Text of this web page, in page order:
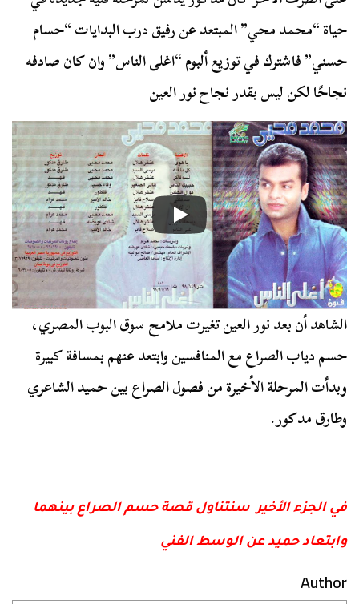
حياة “محمد محي” المبتعد عن رفيق درب البدايات “حسام
حسني” فاشترك في توزيع ألبوم “اغلى الناس” وان كان صادفه
نجاحًا لكن ليس بقدر نجاح نور العين
الشاهد أن بعد نور العين تغيرت ملامح سوق البوب المصري،
حسم دياب الصراع مع المنافسين وابتعد عنهم بمسافة كبيرة
وبدأت المرحلة الأخيرة من فصول الصراع بين حميد الشاعري
وطارق مدكور.
في الجزء الأخير سنتناول قصة حسم الصراع بينهما
وابتعاد حميد عن الوسط الفني
Author